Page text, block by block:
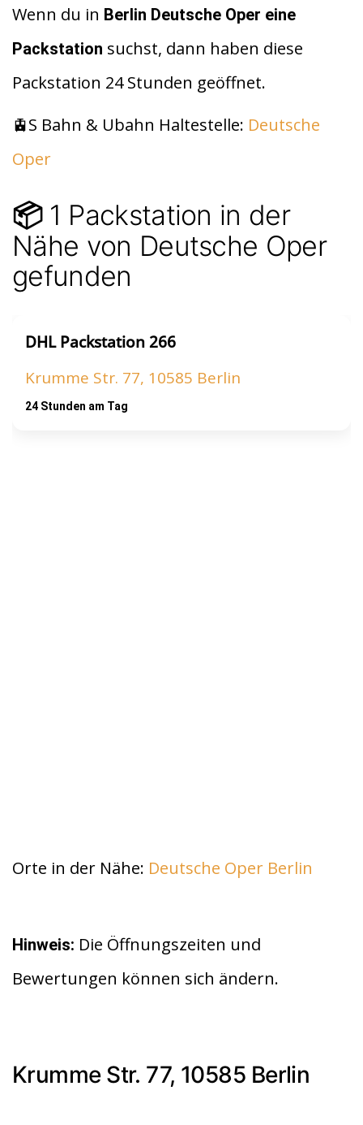
d
di
t
at
s
A
p
p
le
n
Wenn du in Berlin Deutsche Oper eine
Packstation suchst, dann haben diese
Packstation 24 Stunden geöffnet.
🚊S Bahn & Ubahn Haltestelle: Deutsche
Oper
📦1 Packstation in der
Nähe von Deutsche Oper
gefunden
DHL Packstation 266
Krumme Str. 77, 10585 Berlin
24 Stunden am Tag
Orte in der Nähe: Deutsche Oper Berlin
Hinweis: Die Öffnungszeiten und
Bewertungen können sich ändern.
Krumme Str. 77, 10585 Berlin